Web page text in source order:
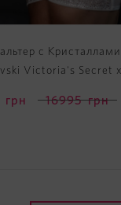
с Кристаллами
Victoria's Secret x
грн 16995грн